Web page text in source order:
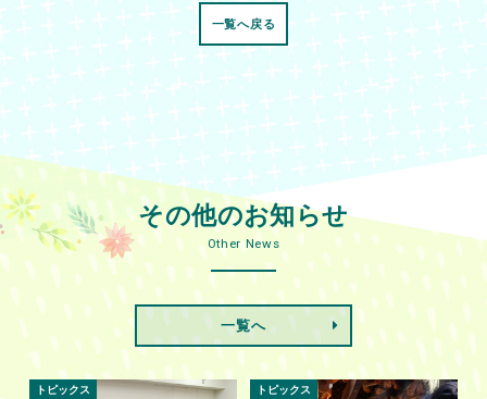
一覧へ戻る
その他のお知らせ
Other News
一覧へ
トピックス トピックス